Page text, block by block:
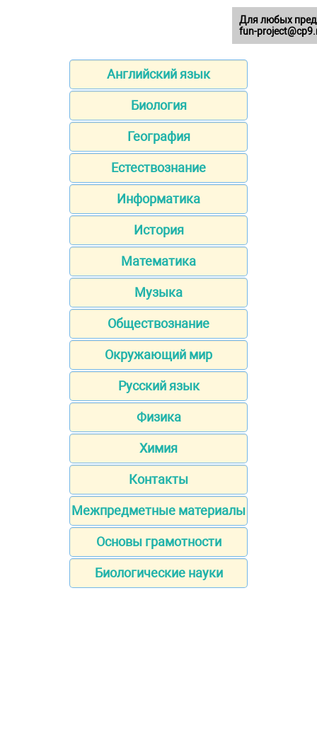
Английский язык
Биология
География
Естествознание
Информатика
История
Математика
Музыка
Обществознание
Окружающий мир
Русский язык
Физика
Химия
Контакты
Межпредметные материалы
Основы грамотности
Биологические науки
Для любых
fun-